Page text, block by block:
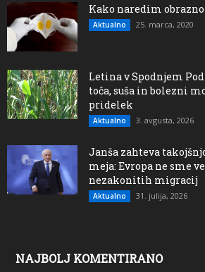
Kako naredim
Aktualno 25. marca, 2020
Letina v Spodnjem
toča, suša in bolezni
pridelek
Aktualno 3. avgusta, 2026
Janša zahteva
meja: Evropa ne sme
nezakonitih migracij
Aktualno 31. julija, 2026
NAJBOLJ KOMENTIRANO